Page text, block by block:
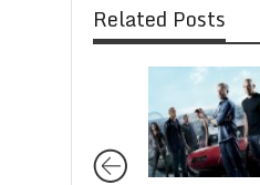
Related Posts